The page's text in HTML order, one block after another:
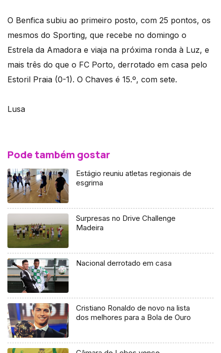
O Benfica subiu ao primeiro posto, com 25 pontos, os
mesmos do Sporting, que recebe no domingo o
Estrela da Amadora e viaja na próxima ronda à Luz, e
mais três do que o FC Porto, derrotado em casa pelo
Estoril Praia (0-1). O Chaves é 15.º, com sete.
Lusa
Pode também gostar
Estágio reuniu atletas regionais de
esgrima
Surpresas no Drive Challenge
Madeira
Nacional derrotado em casa
Cristiano Ronaldo de novo na lista
dos melhores para a Bola de Ouro